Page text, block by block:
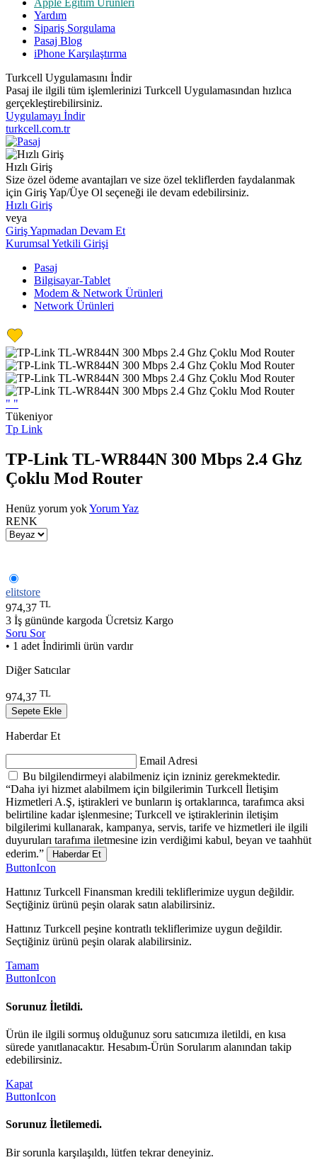
Apple Eğitim Ürünleri
Yardım
Sipariş Sorgulama
Pasaj Blog
iPhone Karşılaştırma
Turkcell Uygulamasını İndir
Pasaj ile ilgili tüm işlemlerinizi Turkcell Uygulamasından hızlıca
gerçekleştirebilirsiniz.
Uygulamayı İndir
turkcell.com.tr
Hızlı Giriş
Size özel ödeme avantajları ve size özel tekliflerden faydalanmak
için Giriş Yap/Üye Ol seçeneği ile devam edebilirsiniz.
Hızlı Giriş
veya
Giriş Yapmadan Devam Et
Kurumsal Yetkili Girişi
Pasaj
Bilgisayar-Tablet
Modem & Network Ürünleri
Network Ürünleri
" "
Tükeniyor
Tp Link
TP-Link TL-WR844N 300 Mbps 2.4 Ghz
Çoklu Mod Router
Henüz yorum yokYorum Yaz
RENK
elitstore
974,37 TL
3 İş gününde kargoda Ücretsiz Kargo
Soru Sor
• 1 adet İndirimli ürün vardır
Diğer Satıcılar
974,37 TL
Sepete Ekle
Haberdar Et
Email Adresi
Bu bilgilendirmeyi alabilmeniz için izniniz gerekmektedir.
“Daha iyi hizmet alabilmem için bilgilerimin Turkcell İletişim
Hizmetleri A.Ş, iştirakleri ve bunların iş ortaklarınca, tarafımca aksi
belirtiline kadar işlenmesine; Turkcell ve iştiraklerinin iletişim
bilgilerimi kullanarak, kampanya, servis, tarife ve hizmetleri ile ilgili
duyuruları tarafıma iletmesine izin verdiğimi kabul, beyan ve taahhüt
ederim.”
Haberdar Et
ButtonIcon
Hattınız Turkcell Finansman kredili tekliflerimize uygun değildir.
Seçtiğiniz ürünü peşin olarak satın alabilirsiniz.
Hattınız Turkcell peşine kontratlı tekliflerimize uygun değildir.
Seçtiğiniz ürünü peşin olarak alabilirsiniz.
Tamam
ButtonIcon
Sorunuz İletildi.
Ürün ile ilgili sormuş olduğunuz soru satıcımıza iletildi, en kısa
sürede yanıtlanacaktır. Hesabım-Ürün Sorularım alanından takip
edebilirsiniz.
Kapat
ButtonIcon
Sorunuz İletilemedi.
Bir sorunla karşılaşıldı, lütfen tekrar deneyiniz.